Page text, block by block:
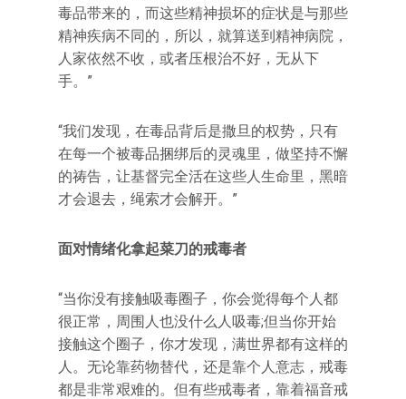
毒品带来的，而这些精神损坏的症状是与那些
精神疾病不同的，所以，就算送到精神病院，
人家依然不收，或者压根治不好，无从下
手。”
“我们发现，在毒品背后是撒旦的权势，只有
在每一个被毒品捆绑后的灵魂里，做坚持不懈
的祷告，让基督完全活在这些人生命里，黑暗
才会退去，绳索才会解开。”
面对情绪化拿起菜刀的戒毒者
“当你没有接触吸毒圈子，你会觉得每个人都
很正常，周围人也没什么人吸毒;但当你开始
接触这个圈子，你才发现，满世界都有这样的
人。无论靠药物替代，还是靠个人意志，戒毒
都是非常艰难的。但有些戒毒者，靠着福音戒